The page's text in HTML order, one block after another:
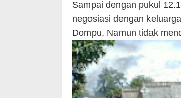
Sampai dengan pukul
negosiasi dengan
Dompu, Namun tidak